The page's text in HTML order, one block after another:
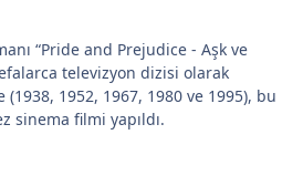
“Pride and Prejudice - Aşk ve
televizyon dizisi olarak
1952, 1967, 1980 ve 1995), bu
sinema filmi yapıldı.